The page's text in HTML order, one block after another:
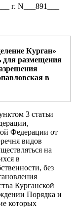
г. N___891___
Курган»
для размещения
в
3 статьи
Федерации от
видов
на
в
без
Курганской
Порядка и
которых